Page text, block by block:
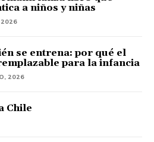
a niños y niñas
2026
se entrena: por qué el
para la infancia
2026
Chile